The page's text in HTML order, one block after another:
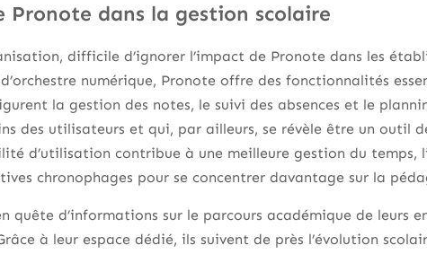
Pronote dans la gestion scolaire
difficile d’ignorer l’impact de Pronote dans les
numérique, Pronote offre des fonctionnalités
la gestion des notes, le suivi des absences et le
des utilisateurs et qui, par ailleurs, se révèle être un outil
d’utilisation contribue à une meilleure gestion du temps,
chronophages pour se concentrer davantage sur la
quête d’informations sur le parcours académique de leurs
à leur espace dédié, ils suivent de près l’évolution